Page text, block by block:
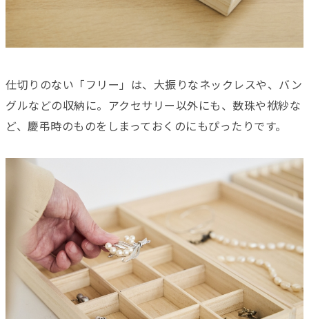
仕切りのない「フリー」は、大振りなネックレスや、バン
グルなどの収納に。アクセサリー以外にも、数珠や袱紗な
ど、慶弔時のものをしまっておくのにもぴったりです。